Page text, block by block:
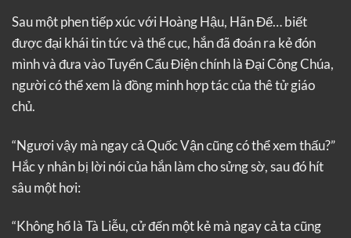
Sau một phen tiếp xúc với Hoàng Hậu, Hãn Đế… biết
được đại khái tin tức và thế cục, hắn đã đoán ra kẻ đón
mình và đưa vào Tuyển Cẩu Điện chính là Đại Công Chúa,
người có thể xem là đồng minh hợp tác của thê tử giáo
chủ.
“Ngươi vậy mà ngay cả Quốc Vận cũng có thể xem thấu?”
Hắc y nhân bị lời nói của hắn làm cho sửng sờ, sau đó hít
sâu một hơi:
“Không hổ là Tà Liễu, cử đến một kẻ mà ngay cả ta cũng